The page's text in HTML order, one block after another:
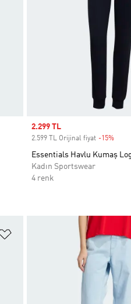
Sale price
2.299 TL
2.599 TL Orijinal fiyat -15%
Essentials Havlu Kumaş
Kadın Sportswear
4 renk
Favori Listesine Ekle